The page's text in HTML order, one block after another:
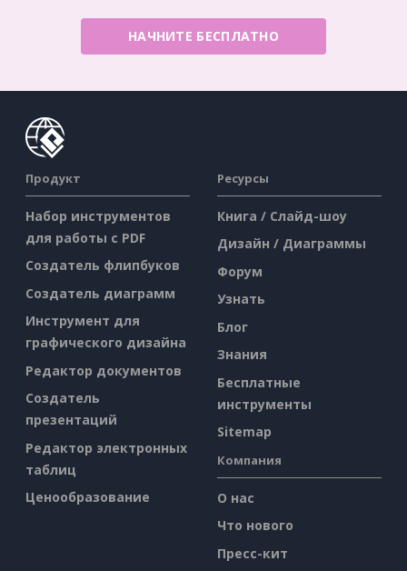
НАЧНИТЕ БЕСПЛАТНО
Продукт
Набор инструментов
для работы с PDF
Создатель флипбуков
Создатель диаграмм
Инструмент для
графического дизайна
Редактор документов
Создатель
презентаций
Редактор электронных
таблиц
Ценообразование
Ресурсы
Книга / Слайд-шоу
Дизайн / Диаграммы
Форум
Узнать
Блог
Знания
Бесплатные
инструменты
Sitemap
Компания
О нас
Что нового
Пресс-кит